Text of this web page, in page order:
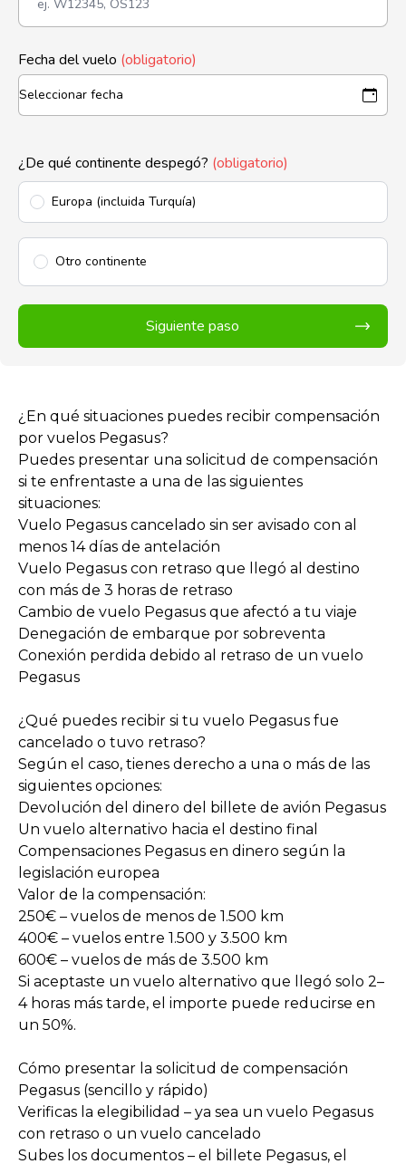
Fecha del vuelo (obligatorio)
¿De qué continente despegó? (obligatorio)
Europa (incluida Turquía)
Otro continente
Siguiente paso
¿En qué situaciones puedes recibir compensación
por vuelos Pegasus?
Puedes presentar una solicitud de compensación
si te enfrentaste a una de las siguientes
situaciones:
Vuelo Pegasus cancelado sin ser avisado con al
menos 14 días de antelación
Vuelo Pegasus con retraso que llegó al destino
con más de 3 horas de retraso
Cambio de vuelo Pegasus que afectó a tu viaje
Denegación de embarque por sobreventa
Conexión perdida debido al retraso de un vuelo
Pegasus
¿Qué puedes recibir si tu vuelo Pegasus fue
cancelado o tuvo retraso?
Según el caso, tienes derecho a una o más de las
siguientes opciones:
Devolución del dinero del billete de avión Pegasus
Un vuelo alternativo hacia el destino final
Compensaciones Pegasus en dinero según la
legislación europea
Valor de la compensación:
250€ – vuelos de menos de 1.500 km
400€ – vuelos entre 1.500 y 3.500 km
600€ – vuelos de más de 3.500 km
Si aceptaste un vuelo alternativo que llegó solo 2–
4 horas más tarde, el importe puede reducirse en
un 50%.
Cómo presentar la solicitud de compensación
Pegasus (sencillo y rápido)
Verificas la elegibilidad – ya sea un vuelo Pegasus
con retraso o un vuelo cancelado
Subes los documentos – el billete Pegasus, el